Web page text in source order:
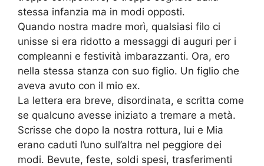
stessa infanzia ma in modi opposti.
Quando nostra madre morì, qualsiasi filo ci
unisse si era ridotto a messaggi di auguri per i
compleanni e festività imbarazzanti. Ora, ero
nella stessa stanza con suo figlio. Un figlio che
aveva avuto con il mio ex.
La lettera era breve, disordinata, e scritta come
se qualcuno avesse iniziato a tremare a metà.
Scrisse che dopo la nostra rottura, lui e Mia
erano caduti l’uno sull’altra nel peggiore dei
modi. Bevute, feste, soldi spesi, trasferimenti